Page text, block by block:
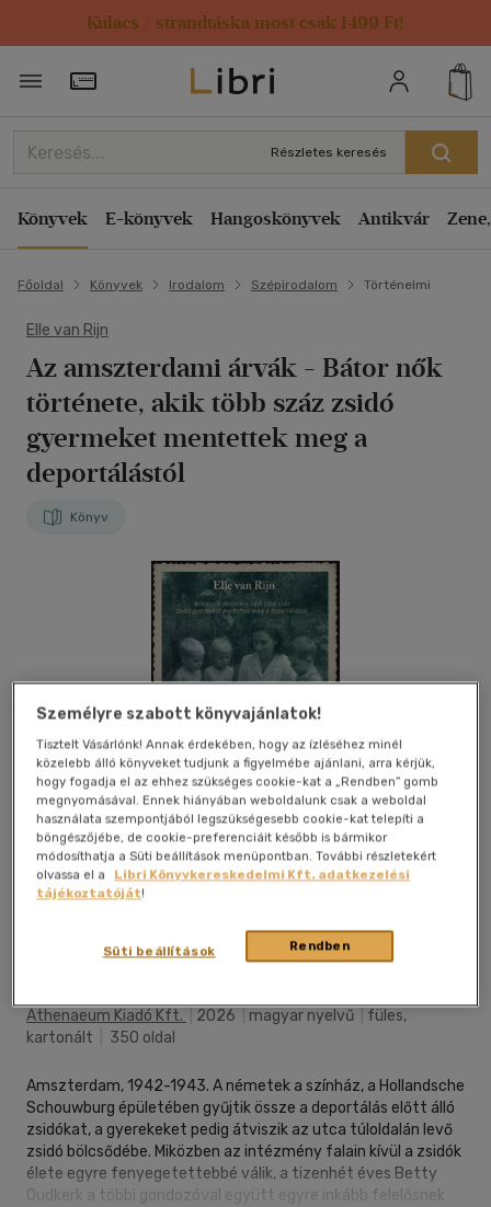
Kulacs / strandtáska most csak 1499 Ft!
Törzsvásárlói Kártya adatai
Részletes keresés
Könyvek E-könyvek Hangoskönyvek Antikvár
Főoldal Könyvek Irodalom Szépirodalom Történelmi
Elle van Rijn
Az amszterdami árvák - Bátor nők
története, akik több száz zsidó
gyermeket mentettek meg a
deportálástól
Könyv
Megosztom
Athenaeum Kiadó Kft. 2026 magyar nyelvű
füles,
kartonált
350 oldal
Amszterdam, 1942-1943. A németek a színház, a Hollandsche
Schouwburg épületében gyűjtik össze a deportálás előtt álló
zsidókat, a gyerekeket pedig átviszik az utca túloldalán levő
zsidó bölcsődébe. Miközben az intézmény falain kívül a zsidók
élete egyre fenyegetettebbé válik, a tizenhét éves Betty
Oudkerk a többi gondozóval együtt egyre inkább felelősnek
Személyre szabott könyvajánlatok!
Tisztelt Vásárlónk! Annak érdekében, hogy az ízléséhez minél
közelebb álló könyveket tudjunk a figyelmébe ajánlani, arra kérjük,
hogy fogadja el az ehhez szükséges cookie-kat a „Rendben” gomb
megnyomásával. Ennek hiányában weboldalunk csak a weboldal
használata szempontjából legszükségesebb cookie-kat telepíti a
böngészőjébe, de cookie-preferenciáit később is bármikor
módosíthatja a Süti beállítások menüpontban. További részletekért
olvassa el a
Libri Könyvkereskedelmi Kft. adatkezelési
tájékoztatóját!
Rendben
Süti beállítások